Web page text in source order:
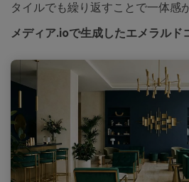
タイルでも繰り返すことで一体感
メディア.ioで生成したエメラルド